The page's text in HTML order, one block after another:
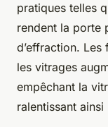
pratiques telles
rendent la porte
d’effraction.
les vitrages
empêchant la
ralentissant ainsi